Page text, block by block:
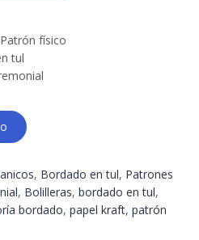
Patrón físico
tul
, Bordado en tul, Patrones
, Bolilleras, bordado en tul,
bordado, papel kraft, patrón